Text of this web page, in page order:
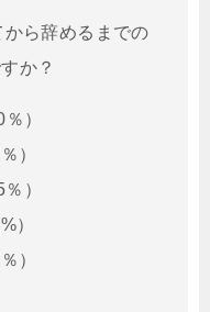
ら辞めるまでの
か？
）
）
）
）
）